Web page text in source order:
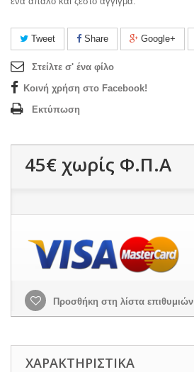
Tweet Share Google+
Στείλτε σ' ένα φίλο
Κοινή χρήση στο Facebook!
Εκτύπωση
45€ χωρίς Φ.Π.Α
Προσθήκη στη λίστα επιθυμιών
ΧΑΡΑΚΤΗΡΙΣΤΙΚΆ